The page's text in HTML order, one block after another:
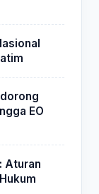
EO
Aturan